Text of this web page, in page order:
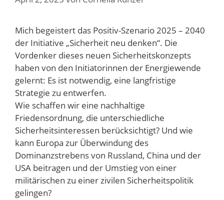
Mich begeistert das Positiv-Szenario 2025 – 2040
der Initiative „Sicherheit neu denken“. Die
Vordenker dieses neuen Sicherheitskonzepts
haben von den Initiatorinnen der Energiewende
gelernt: Es ist notwendig, eine langfristige
Strategie zu entwerfen.
Wie schaffen wir eine nachhaltige
Friedensordnung, die unterschiedliche
Sicherheitsinteressen berücksichtigt? Und wie
kann Europa zur Überwindung des
Dominanzstrebens von Russland, China und der
USA beitragen und der Umstieg von einer
militärischen zu einer zivilen Sicherheitspolitik
gelingen?